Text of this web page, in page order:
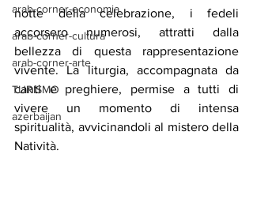
arab-corner-economia
arab-corner-cultura
arab-corner-arte
TURISMO
azerbaijan
notte della celebrazione, i fedeli
accorsero numerosi, attratti dalla
bellezza di questa rappresentazione
vivente. La liturgia, accompagnata da
canti e preghiere, permise a tutti di
vivere un momento di intensa
spiritualità, avvicinandoli al mistero della
Natività.